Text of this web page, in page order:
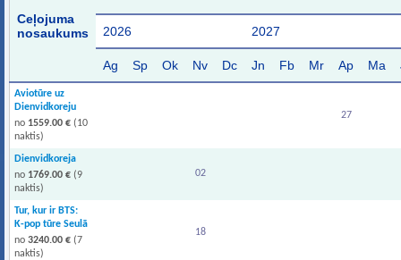
Ceļojuma
nosaukums
2026 2027
Ag Sp Ok Nv Dc Jn Fb Mr Ap Ma
Aviotūre uz
Dienvidkoreju
no 1559.00 € (10
naktis)
27
Dienvidkoreja
no 1769.00 € (9
naktis)
02
Tur, kur ir BTS:
K-pop tūre Seulā
no 3240.00 € (7
naktis)
18